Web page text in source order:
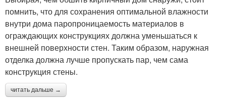
помнить, что для сохранения оптимальной влажности
внутри дома паропроницаемость материалов в
ограждающих конструкциях должна уменьшаться к
внешней поверхности стен. Таким образом, наружная
отделка должна лучше пропускать пар, чем сама
конструкция стены.
читать дальше →